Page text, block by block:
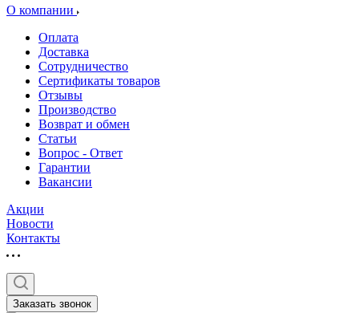
О компании
Оплата
Доставка
Сотрудничество
Сертификаты товаров
Отзывы
Производство
Возврат и обмен
Статьи
Вопрос - Ответ
Гарантии
Вакансии
Акции
Новости
Контакты
Заказать звонок